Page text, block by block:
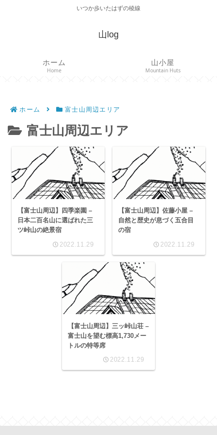
いつか歩いたはずの稜線
山log
ホーム
Home
山小屋
Mountain Huts
ホーム 富士山周辺エリア
富士山周辺エリア
【富士山周辺】四季楽園 –
日本二百名山に選ばれた三
ツ峠山の絶景宿
2022.11.29
【富士山周辺】佐藤小屋 –
自然と歴史が息づく五合目
の宿
2022.11.29
【富士山周辺】三ッ峠山荘 –
富士山を望む標高1,730メー
トルの特等席
2022.11.29